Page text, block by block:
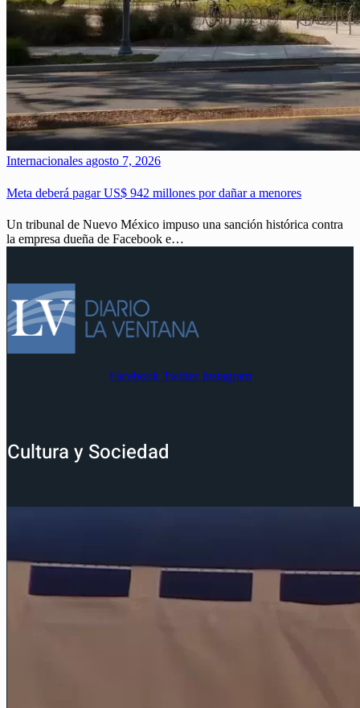
Internacionales agosto 7, 2026
Meta deberá pagar US$ 942 millones por dañar a menores
Un tribunal de Nuevo México impuso una sanción histórica contra
la empresa dueña de Facebook e…
Facebook Twitter Instagram
Cultura y Sociedad